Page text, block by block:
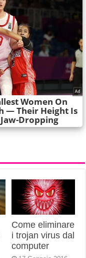
Come eliminare
i trojan virus dal
computer